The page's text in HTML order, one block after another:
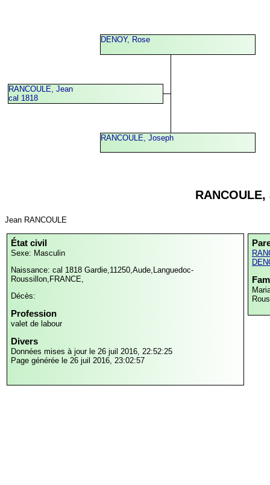
RANCOULE, Jean
cal 1818
DENOY, Rose
RANCOULE, Joseph
RANCOULE,
Jean RANCOULE
État civil
Sexe: Masculin
Naissance: cal 1818 Gardie,11250,Aude,Languedoc-
Roussillon,FRANCE,
Décès:
Profession
valet de labour
Divers
Données mises à jour le 26 juil 2016, 22:52:25
Page générée le 26 juil 2016, 23:02:57